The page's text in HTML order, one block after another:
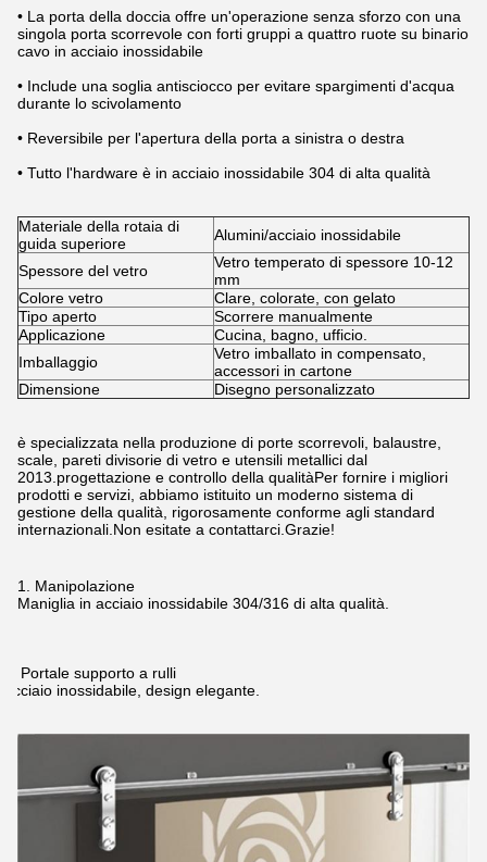
• La porta della doccia offre un'operazione senza sforzo con una
singola porta scorrevole con forti gruppi a quattro ruote su binario
cavo in acciaio inossidabile
• Include una soglia antisciocco per evitare spargimenti d'acqua
durante lo scivolamento
• Reversibile per l'apertura della porta a sinistra o destra
• Tutto l'hardware è in acciaio inossidabile 304 di alta qualità
Materiale della rotaia di
guida superiore
Alumini/acciaio inossidabile
Spessore del vetro
Vetro temperato di spessore 10-12
mm
Colore vetro
Clare, colorate, con gelato
Tipo aperto
Scorrere manualmente
Applicazione
Cucina, bagno, ufficio.
Imballaggio
Vetro imballato in compensato,
accessori in cartone
Dimensione
Disegno personalizzato
è specializzata nella produzione di porte scorrevoli, balaustre,
scale, pareti divisorie di vetro e utensili metallici dal
2013.progettazione e controllo della qualitàPer fornire i migliori
prodotti e servizi, abbiamo istituito un moderno sistema di
gestione della qualità, rigorosamente conforme agli standard
internazionali.Non esitate a contattarci.Grazie!
1. Manipolazione
Maniglia in acciaio inossidabile 304/316 di alta qualità.
2. Portale supporto a rulli
Acciaio inossidabile, design elegante.